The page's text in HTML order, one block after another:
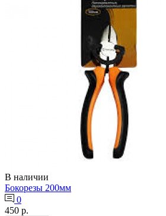
В наличии
Бокорезы 200мм
0
450 р.